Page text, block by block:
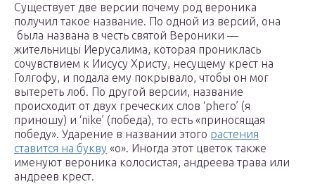
Существует две версии почему род вероника
получил такое название. По одной из версий, она
была названа в честь святой Вероники —
жительницы Иерусалима, которая прониклась
сочувствием к Иисусу Христу, несущему крест на
Голгофу, и подала ему покрывало, чтобы он мог
вытереть лоб. По другой версии, название
происходит от двух греческих слов ‘phero’ (я
приношу) и ‘nike’ (победа), то есть «приносящая
победу». Ударение в названии этого растения
ставится на букву «о». Иногда этот цветок также
именуют вероника колосистая, андреева трава или
андреев крест.